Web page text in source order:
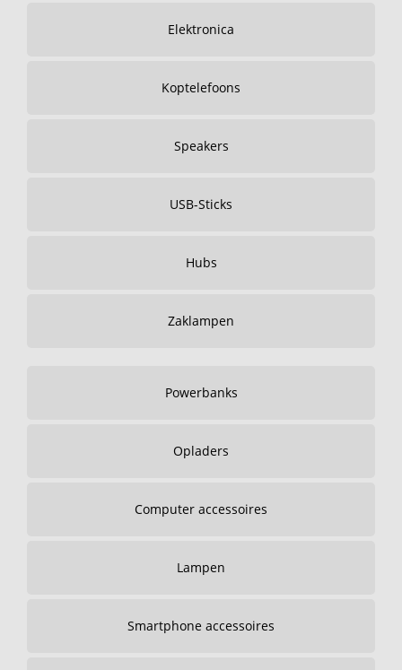
Elektronica
Koptelefoons
Speakers
USB-Sticks
Hubs
Zaklampen
Powerbanks
Opladers
Computer accessoires
Lampen
Smartphone accessoires